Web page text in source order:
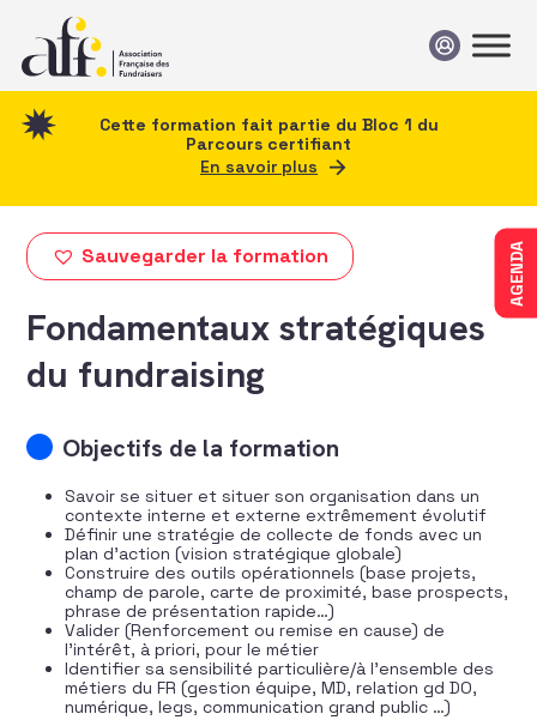
AGENDA
Cette formation fait partie du Bloc 1 du
Parcours certifiant
En savoir plus
Sauvegarder la formation
Fondamentaux stratégiques
du fundraising
Objectifs de la formation
Savoir se situer et situer son organisation dans un
contexte interne et externe extrêmement évolutif
Définir une stratégie de collecte de fonds avec un
plan d’action (vision stratégique globale)
Construire des outils opérationnels (base projets,
champ de parole, carte de proximité, base prospects,
phrase de présentation rapide…)
Valider (Renforcement ou remise en cause) de
l’intérêt, à priori, pour le métier
Identifier sa sensibilité particulière/à l’ensemble des
métiers du FR (gestion équipe, MD, relation gd DO,
numérique, legs, communication grand public …)